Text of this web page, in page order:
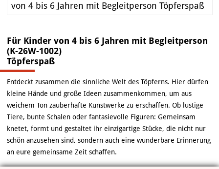
ÜBER UNS
von 4 bis 6 Jahren mit Begleitperson Töpferspaß
Für Kinder von 4 bis 6 Jahren mit Begleitperson
(K-26W-1002)
Töpferspaß
Entdeckt zusammen die sinnliche Welt des Töpferns. Hier dürfen
kleine Hände und große Ideen zusammenkommen, um aus
weichem Ton zauberhafte Kunstwerke zu erschaffen. Ob lustige
Tiere, bunte Schalen oder fantasievolle Figuren: Gemeinsam
knetet, formt und gestaltet ihr einzigartige Stücke, die nicht nur
schön anzusehen sind, sondern auch eine wunderbare Erinnerung
an eure gemeinsame Zeit schaffen.